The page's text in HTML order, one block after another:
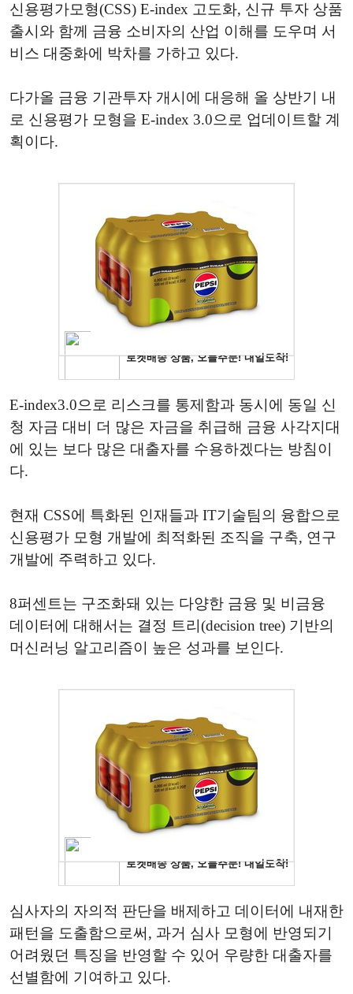
신용평가모형(CSS) E-index 고도화, 신규 투자 상품
출시와 함께 금융 소비자의 산업 이해를 도우며 서
비스 대중화에 박차를 가하고 있다.
다가올 금융 기관투자 개시에 대응해 올 상반기 내
로 신용평가 모형을 E-index 3.0으로 업데이트할 계
획이다.
E-index3.0으로 리스크를 통제함과 동시에 동일 신
청 자금 대비 더 많은 자금을 취급해 금융 사각지대
에 있는 보다 많은 대출자를 수용하겠다는 방침이
다.
현재 CSS에 특화된 인재들과 IT기술팀의 융합으로
신용평가 모형 개발에 최적화된 조직을 구축, 연구
개발에 주력하고 있다.
8퍼센트는 구조화돼 있는 다양한 금융 및 비금융
데이터에 대해서는 결정 트리(decision tree) 기반의
머신러닝 알고리즘이 높은 성과를 보인다.
심사자의 자의적 판단을 배제하고 데이터에 내재한
패턴을 도출함으로써, 과거 심사 모형에 반영되기
어려웠던 특징을 반영할 수 있어 우량한 대출자를
선별함에 기여하고 있다.